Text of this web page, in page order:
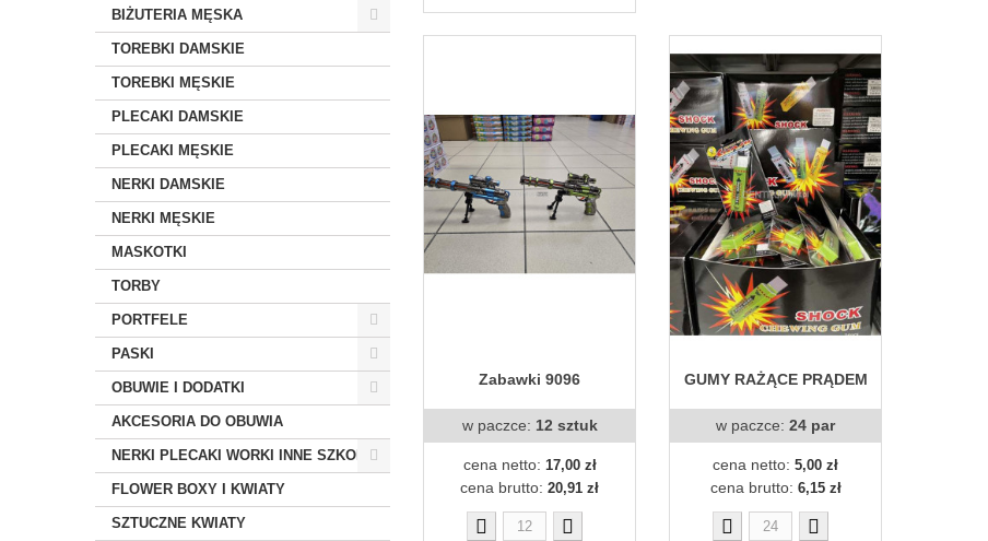
BIŻUTERIA MĘSKA
TOREBKI DAMSKIE
TOREBKI MĘSKIE
PLECAKI DAMSKIE
PLECAKI MĘSKIE
NERKI DAMSKIE
NERKI MĘSKIE
MASKOTKI
TORBY
PORTFELE
PASKI
OBUWIE I DODATKI
AKCESORIA DO OBUWIA
NERKI PLECAKI WORKI INNE SZKOLNE
FLOWER BOXY I KWIATY
SZTUCZNE KWIATY
Zabawki 9096
w paczce: 12 sztuk
cena netto: 17,00 zł
cena brutto: 20,91 zł
GUMY RAŻĄCE PRĄDEM
w paczce: 24 par
cena netto: 5,00 zł
cena brutto: 6,15 zł